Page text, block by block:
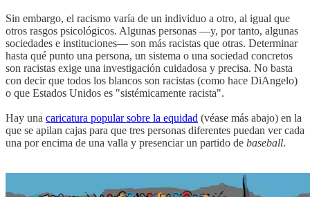
Sin embargo, el racismo varía de un individuo a otro, al igual que
otros rasgos psicológicos. Algunas personas —y, por tanto, algunas
sociedades e instituciones— son más racistas que otras. Determinar
hasta qué punto una persona, un sistema o una sociedad concretos
son racistas exige una investigación cuidadosa y precisa. No basta
con decir que todos los blancos son racistas (como hace DiAngelo)
o que Estados Unidos es "sistémicamente racista".
Hay una caricatura popular sobre la equidad (véase más abajo) en la
que se apilan cajas para que tres personas diferentes puedan ver cada
una por encima de una valla y presenciar un partido de baseball.